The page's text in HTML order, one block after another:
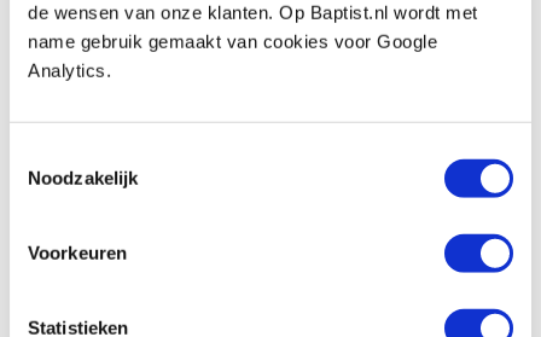
de wensen van onze klanten. Op Baptist.nl wordt met
name gebruik gemaakt van cookies voor Google
Analytics.
Noodzakelijk
Voorkeuren
Statistieken
Exmac A200 tafelmodel vlakbank met
wisselmessen schaafas
€ 629,00 incl. btw